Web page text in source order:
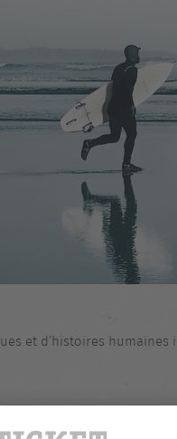
et d’histoires